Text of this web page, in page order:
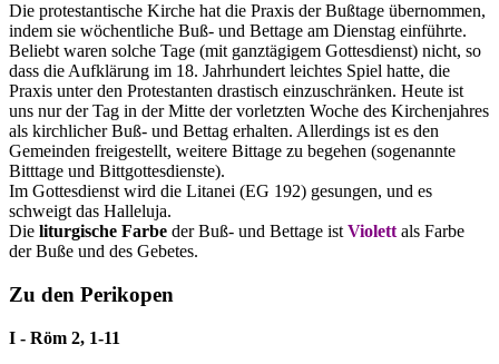
Die protestantische Kirche hat die Praxis der Bußtage übernommen,
indem sie wöchentliche Buß- und Bettage am Dienstag einführte.
Beliebt waren solche Tage (mit ganztägigem Gottesdienst) nicht, so
dass die Aufklärung im 18. Jahrhundert leichtes Spiel hatte, die
Praxis unter den Protestanten drastisch einzuschränken. Heute ist
uns nur der Tag in der Mitte der vorletzten Woche des Kirchenjahres
als kirchlicher Buß- und Bettag erhalten. Allerdings ist es den
Gemeinden freigestellt, weitere Bittage zu begehen (sogenannte
Bitttage und Bittgottesdienste).
Im Gottesdienst wird die Litanei (EG 192) gesungen, und es
schweigt das Halleluja.
Die liturgische Farbe der Buß- und Bettage ist Violett als Farbe
der Buße und des Gebetes.
Zu den Perikopen
I - Röm 2, 1-11